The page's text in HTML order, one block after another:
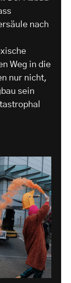
nach
Weg in die
nur nicht,
sein